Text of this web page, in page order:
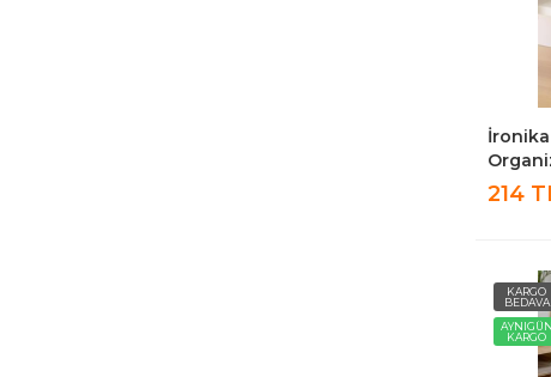
214
KARGO
BEDAVA
AYNIGÜN
KARGO